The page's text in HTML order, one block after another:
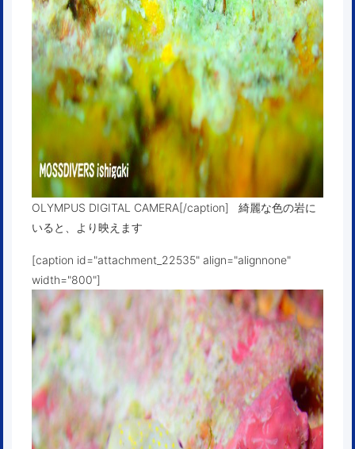
OLYMPUS DIGITAL CAMERA[/caption] 綺麗な色の岩に
いると、より映えます
[caption id="attachment_22535" align="alignnone"
width="800"]